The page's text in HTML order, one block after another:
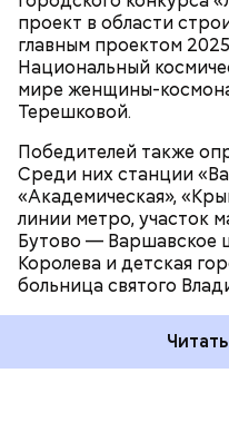
проект в области
главным проектом
Национальный
мире женщины-
Терешковой.
Победителей также
Среди них станции
«Академическая»,
линии метро, участок
Бутово — Варшавское
Королева и детская
больница святого
Новоселки в составе
появится около 100
строительно-
2028 год.